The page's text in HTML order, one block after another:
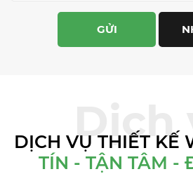
DỊCH VỤ THIẾT KẾ
TÍN - TẬN TÂM -